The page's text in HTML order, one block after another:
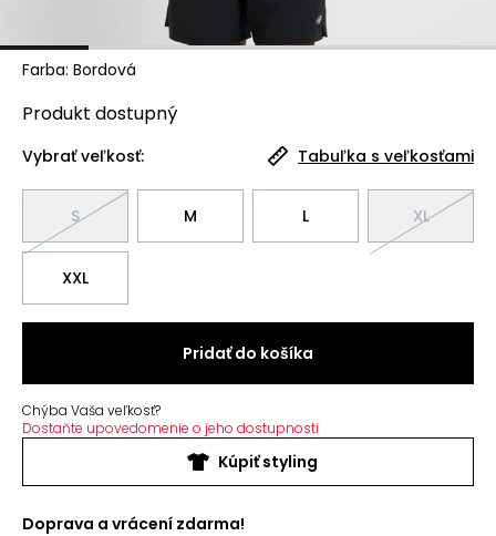
Farba: Bordová
Produkt dostupný
Vybrať veľkosť: Tabuľka s veľkosťami
S M L XL
XXL
Pridať do košíka
Chýba Vaša veľkosť?
Dostaňte upovedomenie o jeho dostupnosti
Kúpiť styling
Doprava a vrácení zdarma!